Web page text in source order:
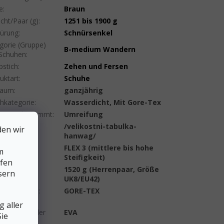
wir
aller
:
Braun
Paar (g):
1251 bis 1900 g
:
Schnürsenkel
(Gruppe)
:
B-medium Wandern
:
Zehen und Fersen
:
Schuhe
:
ganzjährig
:
Wasserdicht, Mit Gore-Tex
bestimmt:
Umreifung
/velikostni-tabulka-
hanwag/
FLEX 3 (mittlere bis hohe
Steifigkeit)
:
1520 g (Herrenpaar, Größe
UK8/EU42)
:
GORE-TEX
in der
EVA